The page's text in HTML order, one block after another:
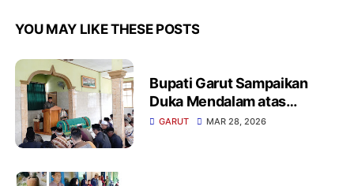
YOU MAY LIKE THESE POSTS
Bupati Garut Sampaikan
Duka Mendalam atas
Wafatnya Sekmat
GARUT MAR 28, 2026